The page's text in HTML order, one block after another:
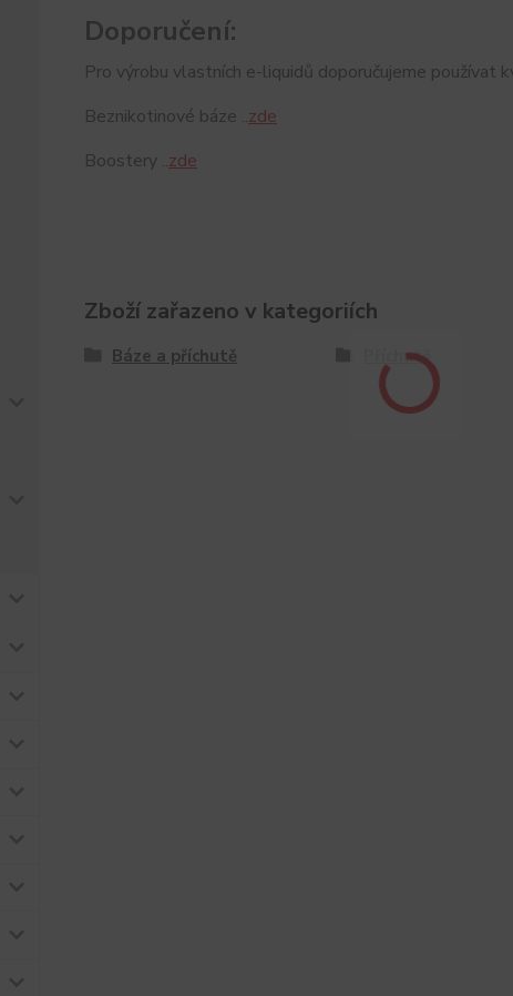
Doporučení:
Pro výrobu vlastních e-liquidů doporučujeme používat
Beznikotinové báze ..zde
Boostery ..zde
Zboží zařazeno v kategoriích
Báze a příchutě Příchutě